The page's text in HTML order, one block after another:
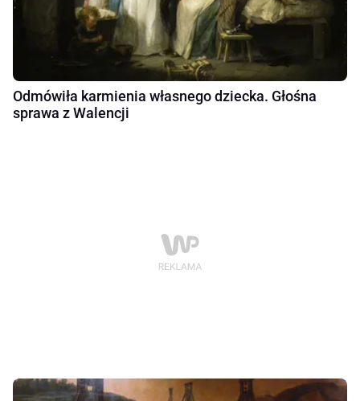
Odmówiła karmienia własnego dziecka. Głośna
sprawa z Walencji